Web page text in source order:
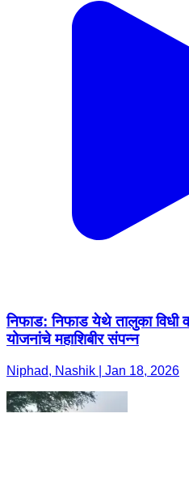
निफाड: निफाड येथे तालुका विधी
योजनांचे महाशिबीर संपन्न
Niphad, Nashik | Jan 18, 2026